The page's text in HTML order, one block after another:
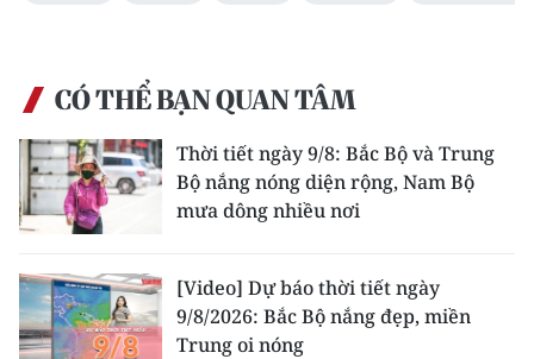
CÓ THỂ BẠN QUAN TÂM
Thời tiết ngày 9/8: Bắc Bộ và Trung
Bộ nắng nóng diện rộng, Nam Bộ
mưa dông nhiều nơi
[Video] Dự báo thời tiết ngày
9/8/2026: Bắc Bộ nắng đẹp, miền
Trung oi nóng